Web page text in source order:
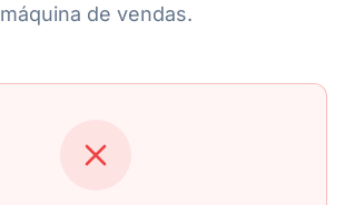
máquina de vendas.